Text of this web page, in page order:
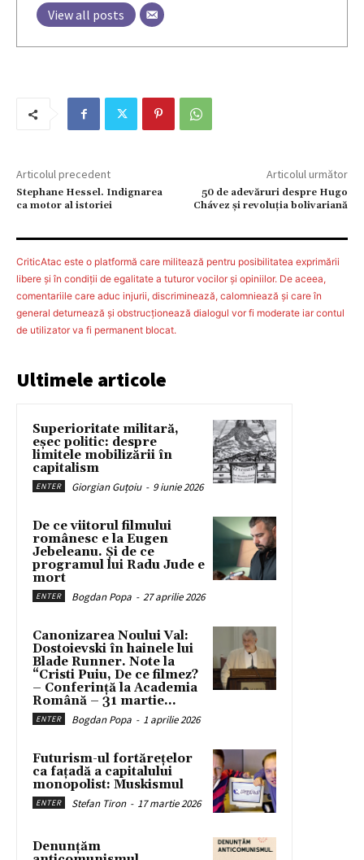
View all posts
Articolul precedent
Stephane Hessel. Indignarea
ca motor al istoriei
Articolul următor
50 de adevăruri despre Hugo
Chávez şi revoluţia bolivariană
CriticAtac este o platformă care militează pentru posibilitatea exprimării
libere şi în condiţii de egalitate a tuturor vocilor şi opiniilor. De aceea,
comentariile care aduc injurii, discriminează, calomniează şi care în
general deturnează şi obstrucţionează dialogul vor fi moderate iar contul
de utilizator va fi permanent blocat.
Ultimele articole
Superioritate militară,
eșec politic: despre
limitele mobilizării în
capitalism
ENTER Giorgian Guțoiu - 9 iunie 2026
De ce viitorul filmului
românesc e la Eugen
Jebeleanu. Și de ce
programul lui Radu Jude e
mort
ENTER Bogdan Popa - 27 aprilie 2026
Canonizarea Noului Val:
Dostoievski în hainele lui
Blade Runner. Note la
“Cristi Puiu, De ce filmez?
– Conferință la Academia
Română – 31 martie...
ENTER Bogdan Popa - 1 aprilie 2026
Futurism-ul fortărețelor
ca fațadă a capitalului
monopolist: Muskismul
ENTER Stefan Tiron - 17 martie 2026
Denunțăm